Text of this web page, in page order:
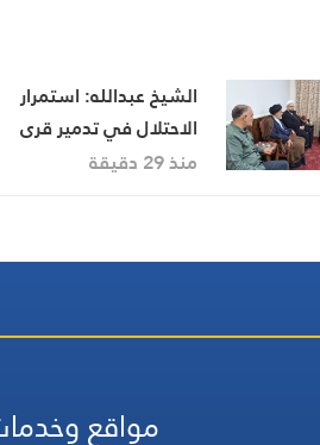
الشيخ عبدالله: استمرار
الاحتلال في تدمير قرى
الجنوب تعدٍّ صارخ على حقوق
منذ 29 دقيقة
مواقع